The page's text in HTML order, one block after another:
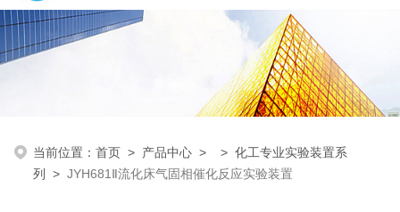
当前位置：首页 > 产品中心 > >化工专业实验装置系
列
>JYH681Ⅱ流化床气固相催化反应实验装置